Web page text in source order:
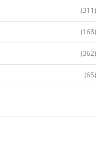
(311)
(168)
(362)
(65)